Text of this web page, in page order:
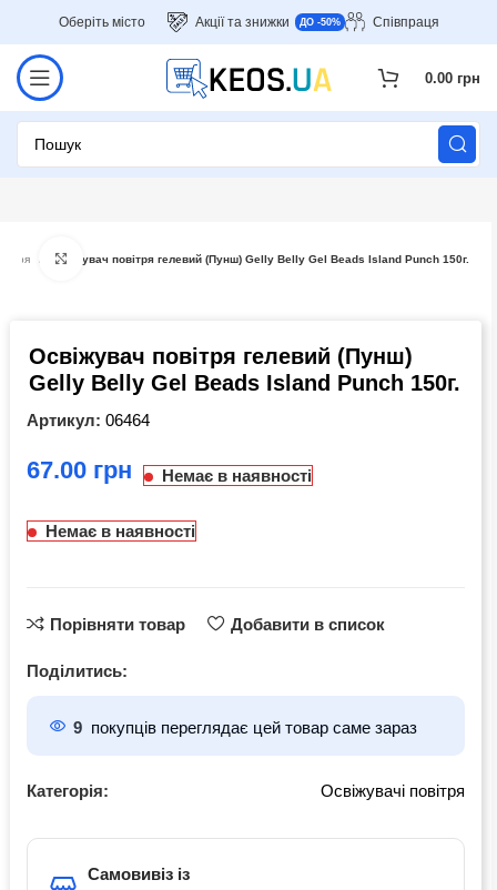
Оберіть місто Акції та знижки ДО -50% Співпраця
0.00 грн
Освіжувач повітря гелевий (Пунш) Gelly Belly Gel Beads Island Punch 150г.
Click to enlarge
Освіжувач повітря гелевий (Пунш)
Gelly Belly Gel Beads Island Punch 150г.
Артикул: 06464
грн Немає в наявності
Немає в наявності
Порівняти товар Добавити в список
Поділитись:
9 покупців переглядає цей товар саме зараз
Категорія: Освіжувачі повітря
Самовивіз із